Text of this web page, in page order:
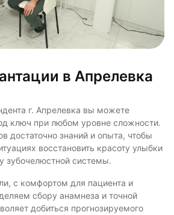
в Апрелевка
г. Апрелевка вы можете
ключ при любом уровне сложности.
достаточно знаний и опыта, чтобы
восстановить красоту улыбки
зубочелюстной системы.
с комфортом для пациента и
сбору анамнеза и точной
добиться прогнозируемого